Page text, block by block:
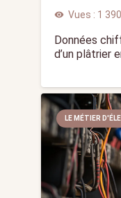
visibility Vues : 1 390
Données
d’un plâtrier
LE MÉTIER